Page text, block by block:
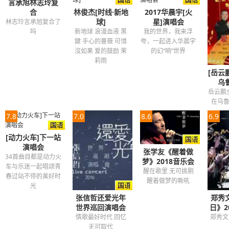
像年轮晕开一杯甘纯
时光在等一个人
将青涩烘焙变回甘的熟成
生死夹缝才能见证
你是我肩上天使
那个人温柔里再生
倔强在等下个可能
青春在等谁完成
就算天涯困住了旅人
当试炼像刀锋那麽狠
你会前来敲我的门
把诺言再确认
言承旭林志玲复
合
林志玲言承旭复合了
吗
林俊杰[时线·新地
球]
新地球 浪漫血液 黑
鍵 手心的薔薇 可惜
沒如果 爱的鼓励 茉
莉雨
2017华晨宇[火
星]演唱会
我的世界，我来浮
夸，一起进入华晨宇
的幻“响”世界
[岳云
乌
岳云鹏
在乌
7.8
[动力火车]下一站
演唱会
34首曲目都是动力火
车与乐迷一起唱颂青
春过站不停的美好时
光
7.0
张信哲还爱光年
世界巡回演唱会
情歌最好时代 回忆
无可取代
8.6
张学友《醒着做
梦》2018音乐会
醒在歌里 无可挑剔
醒着做梦的嘶吼
6.9
郑秀
日》
郑秀